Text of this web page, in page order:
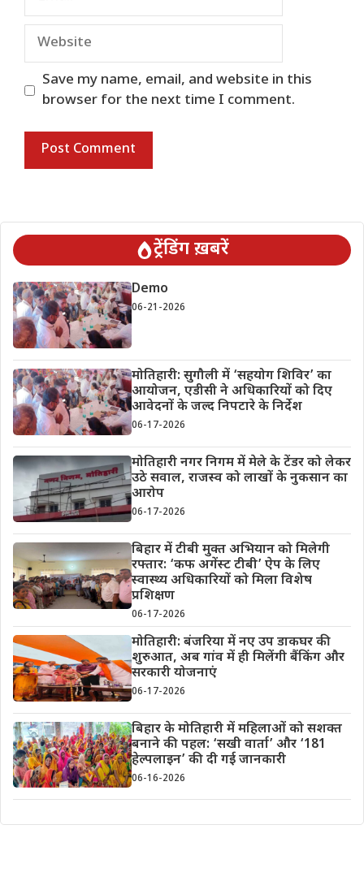
Website
Save my name, email, and website in this
browser for the next time I comment.
ट्रेंडिंग ख़बरें
Demo
06-21-2026
मोतिहारी: सुगौली में ‘सहयोग शिविर’ का
आयोजन, एडीसी ने अधिकारियों को दिए
आवेदनों के जल्द निपटारे के निर्देश
06-17-2026
मोतिहारी नगर निगम में मेले के टेंडर को लेकर
उठे सवाल, राजस्व को लाखों के नुकसान का
आरोप
06-17-2026
बिहार में टीबी मुक्त अभियान को मिलेगी
रफ्तार: ‘कफ अगेंस्ट टीबी’ ऐप के लिए
स्वास्थ्य अधिकारियों को मिला विशेष
प्रशिक्षण
06-17-2026
मोतिहारी: बंजरिया में नए उप डाकघर की
शुरुआत, अब गांव में ही मिलेंगी बैंकिंग और
सरकारी योजनाएं
06-17-2026
बिहार के मोतिहारी में महिलाओं को सशक्त
बनाने की पहल: ‘सखी वार्ता’ और ‘181
हेल्पलाइन’ की दी गई जानकारी
06-16-2026